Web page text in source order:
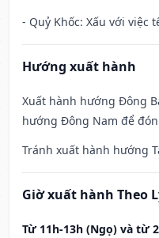
- Quỷ Khốc: Xấu với việc
Hướng xuất hành
Xuất hành hướng Đông
hướng Đông Nam để đón
Tránh xuất hành hướng
Giờ xuất hành Theo
Từ 11h-13h (Ngọ) và từ